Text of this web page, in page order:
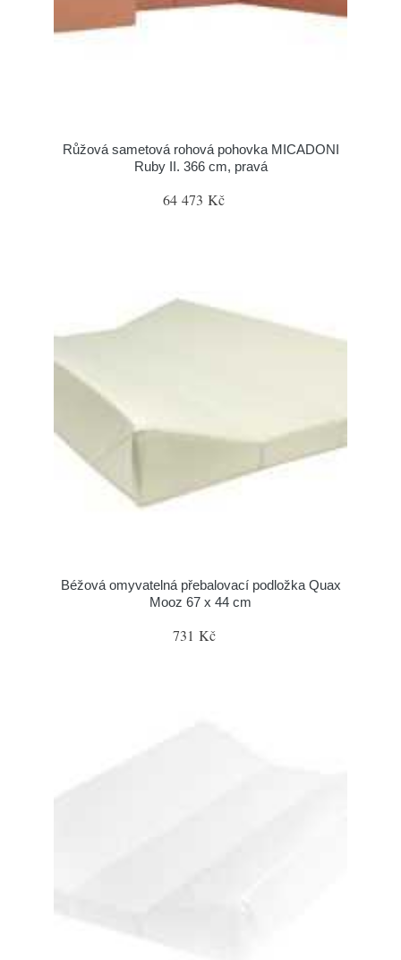
Růžová sametová rohová pohovka MICADONI
Ruby II. 366 cm, pravá
64 473 Kč
Béžová omyvatelná přebalovací podložka Quax
Mooz 67 x 44 cm
731 Kč